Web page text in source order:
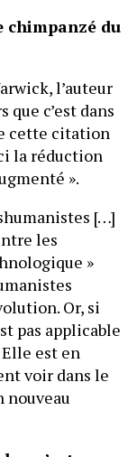
chimpanzé du
l’auteur
c’est dans
cette citation
la réduction
».
[…]
les
»
Or, si
pas applicable
est en
voir dans le
nouveau